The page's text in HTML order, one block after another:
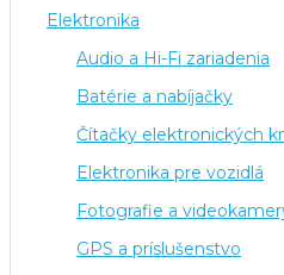
Elektronika
Audio a Hi-Fi zariadenia
Batérie a nabíjačky
Čítačky elektronických
Elektronika pre vozidlá
Fotografie a
GPS a príslušenstvo